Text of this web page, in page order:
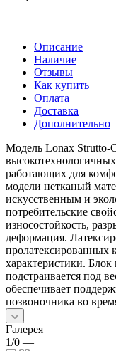
Описание
Наличие
Отзывы
Как купить
Оплата
Доставка
Дополнительно
Модель Lonax Strutto-
работающих для
модели нетканый
искусственным и
потребительские
износостойкость,
деформация.
пролатексированных
характеристики.
подстраивается под
обеспечивает
позвоночника во
Галерея
1/0 —